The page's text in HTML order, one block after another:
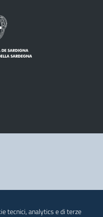
tecnici, analytics e di terze